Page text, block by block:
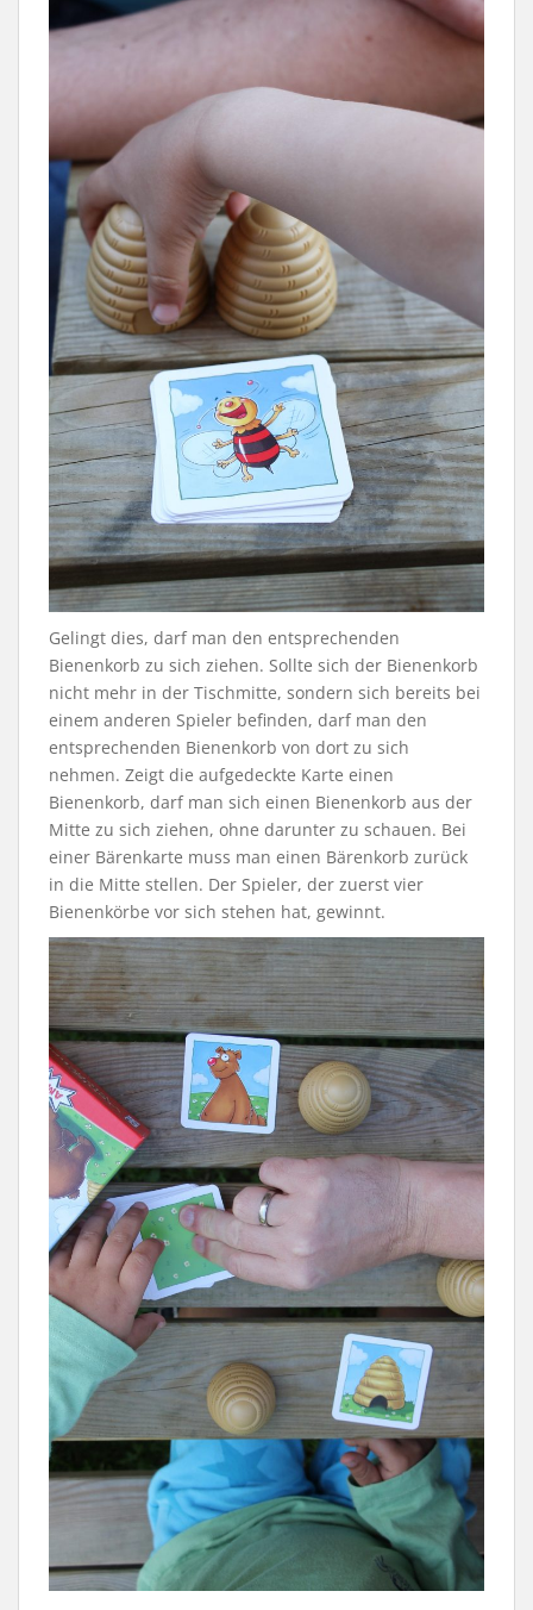
Gelingt dies, darf man den entsprechenden
Bienenkorb zu sich ziehen. Sollte sich der Bienenkorb
nicht mehr in der Tischmitte, sondern sich bereits bei
einem anderen Spieler befinden, darf man den
entsprechenden Bienenkorb von dort zu sich
nehmen. Zeigt die aufgedeckte Karte einen
Bienenkorb, darf man sich einen Bienenkorb aus der
Mitte zu sich ziehen, ohne darunter zu schauen. Bei
einer Bärenkarte muss man einen Bärenkorb zurück
in die Mitte stellen. Der Spieler, der zuerst vier
Bienenkörbe vor sich stehen hat, gewinnt.